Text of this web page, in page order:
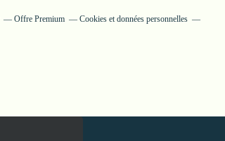
Offre Premium
Cookies et données personnelles